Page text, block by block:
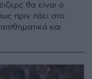
θα είναι ο
πριν πάει στο
και